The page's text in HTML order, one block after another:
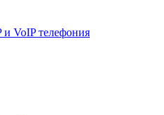
и VoIP телефония